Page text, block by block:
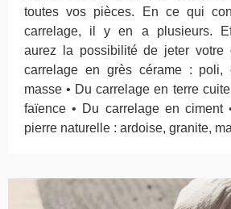
toutes vos pièces. En ce qui
carrelage, il y en a plusieurs.
aurez la possibilité de jeter votre
carrelage en grès cérame : poli,
masse • Du carrelage en terre
faïence • Du carrelage en ciment
pierre naturelle : ardoise, granite,